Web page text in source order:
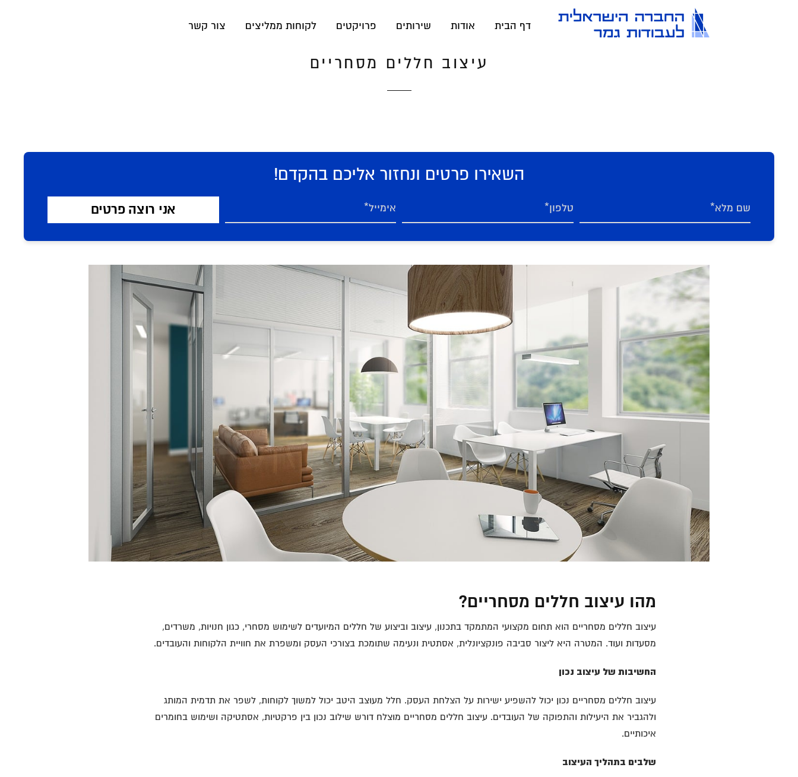
דף הבית אודות שירותים פרויקטים לקוחות ממליצים צור קשר
עיצוב חללים מסחריים
השאירו פרטים ונחזור אליכם בהקדם!
מהו עיצוב חללים מסחריים?
עיצוב חללים מסחריים הוא תחום מקצועי המתמקד בתכנון, עיצוב וביצוע של חללים המיועדים לשימוש מסחרי, כגון חנויות, משרדים,
מסעדות ועוד. המטרה היא ליצור סביבה פונקציונלית, אסתטית ונעימה שתומכת בצורכי העסק ומשפרת את חוויית הלקוחות והעובדים.
החשיבות של עיצוב נכון
עיצוב חללים מסחריים נכון יכול להשפיע ישירות על הצלחת העסק. חלל מעוצב היטב יכול למשוך לקוחות, לשפר את תדמית המותג
ולהגביר את היעילות והתפוקה של העובדים. עיצוב חללים מסחריים מוצלח דורש שילוב נכון בין פרקטיות, אסתטיקה ושימוש בחומרים
איכותיים.
שלבים בתהליך העיצוב